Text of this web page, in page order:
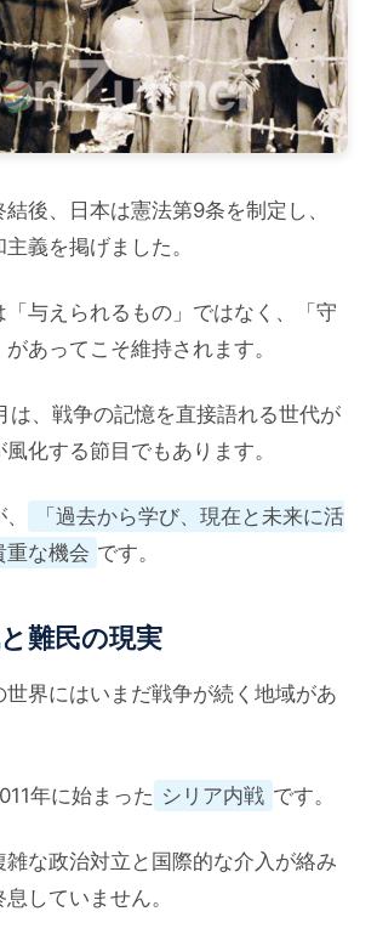
後、日本は憲法第9条を制定し、
義を掲げました。
「与えられるもの」ではなく、「守
あってこそ維持されます。
は、戦争の記憶を直接語れる世代が
化する節目でもあります。
「過去から学び、現在と未来に活
重な機会 です。
難民の現実
界にはいまだ戦争が続く地域があ
年に始まった シリア内戦 です。
雑な政治対立と国際的な介入が絡み
していません。